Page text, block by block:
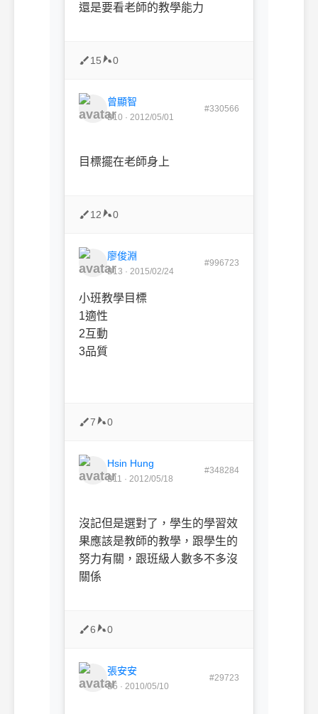
還是要看老師的教學能力
15 0
曾顯智
B10 · 2012/05/01
#330566
目標擺在老師身上
12 0
廖俊淵
B13 · 2015/02/24
#996723
小班教學目標
1適性
2互動
3品質
7 0
Hsin Hung
B11 · 2012/05/18
#348284
沒記但是選對了，學生的學習效
果應該是教師的教學，跟學生的
努力有關，跟班級人數多不多沒
關係
6 0
張安安
B5 · 2010/05/10
#29723